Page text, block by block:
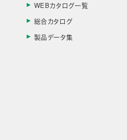
WEBカタログ一覧
総合カタログ
製品データ集